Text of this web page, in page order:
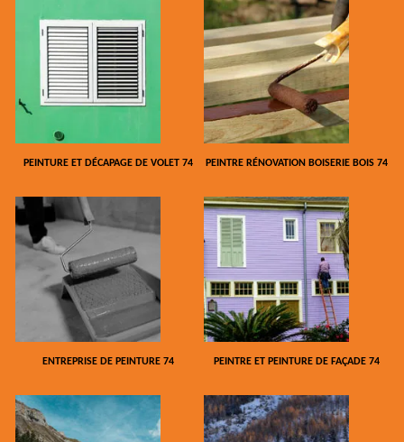
PEINTURE ET DÉCAPAGE DE VOLET 74 PEINTRE RÉNOVATION BOISERIE BOIS 74
ENTREPRISE DE PEINTURE 74 PEINTRE ET PEINTURE DE FAÇADE 74